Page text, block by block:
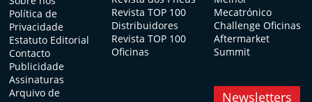
Política de
Privacidade
Estatuto Editorial
Contacto
Publicidade
Assinaturas
Arquivo de
Revista TOP 100
Distribuidores
Revista TOP 100
Oficinas
Mecatrónico
Challenge Oficinas
Aftermarket
Summit
Newsletters